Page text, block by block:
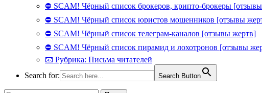
⛔ SCAM! Чёрный список брокеров, крипто-брокеры
⛔ SCAM! Чёрный список юристов мошенников [отзывы
⛔ SCAM! Чёрный список телеграм-каналов [отзывы жертв]
⛔ SCAM! Чёрный список пирамид и лохотронов [отзывы
📧 Рубрика: Письма читателей
Search for:
Search Button